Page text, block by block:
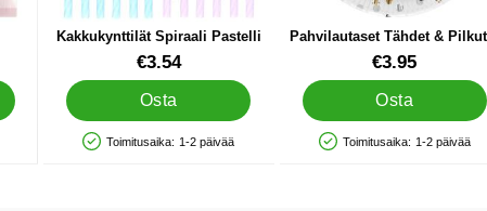
Kakkukynttilät Spiraali Pastelli
Tuote.nro 84021€3.54
Osta
Saatavuus: Varastossa
Toimitusaika: 1-2 päivää
Pahvilautaset Tähdet &
kpl
Tuote.nro 86006€3.95
Osta
Saatavuus: Varastossa
Toimitusaika: 1-2 päivää